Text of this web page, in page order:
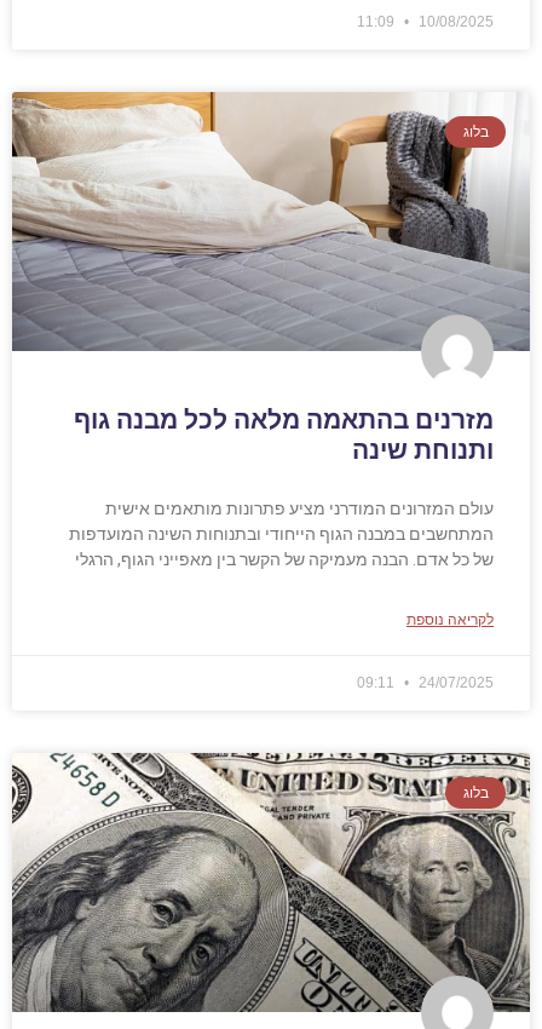
10/08/2025
בלוג
מזרנים בהתאמה מלאה לכל מבנה גוף
ותנוחת שינה
עולם המזרונים המודרני מציע פתרונות מותאמים אישית
המתחשבים במבנה הגוף הייחודי ובתנוחות השינה המועדפות
של כל אדם. הבנה מעמיקה של הקשר בין מאפייני הגוף, הרגלי
לקריאה נוספת
24/07/2025
בלוג